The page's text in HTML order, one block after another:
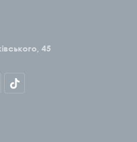
45